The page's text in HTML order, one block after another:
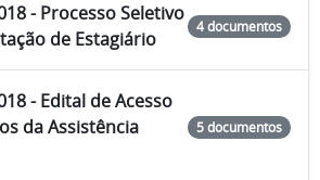
- Processo Seletivo
de Estagiário
4 documentos
- Edital de Acesso
da Assistência
5 documentos